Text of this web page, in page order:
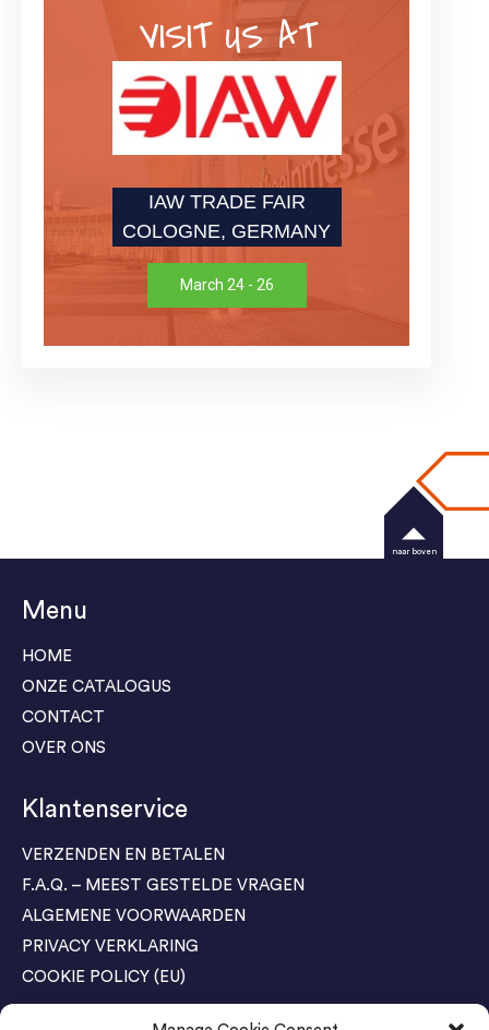
VISIT US AT
IAW TRADE FAIR
COLOGNE, GERMANY
March 24 - 26
Menu
HOME
ONZE CATALOGUS
CONTACT
OVER ONS
Klantenservice
VERZENDEN EN BETALEN
F.A.Q. – MEEST GESTELDE VRAGEN
ALGEMENE VOORWAARDEN
PRIVACY VERKLARING
COOKIE POLICY (EU)
naar boven